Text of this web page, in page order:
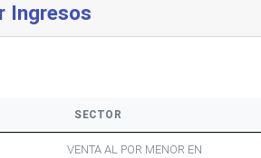
Ingresos
SECTOR
VENTA AL POR MENOR EN